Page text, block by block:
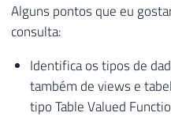
Alguns pontos que eu
consulta:
Identifica os tipos de
também de views e
tipo Table Valued